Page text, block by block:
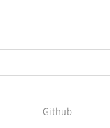
Github